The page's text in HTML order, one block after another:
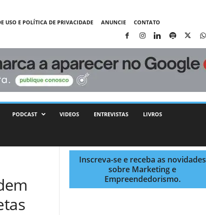
USO E POLÍTICA DE PRIVACIDADE ANUNCIE CONTATO
PODCAST VIDEOS ENTREVISTAS LIVROS
Inscreva-se e receba as novidades
sobre Marketing e
Empreendedorismo.